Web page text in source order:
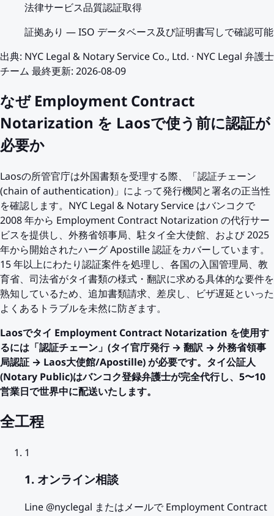
法律サービス品質認証取得
証拠あり —ISO データベース及び証明書写しで確認可能
出典: NYC Legal & Notary Service Co., Ltd. · NYC Legal 弁護士
チーム 最終更新: 2026-08-09
なぜ Employment Contract
Notarization を Laosで使う前に認証が
必要か
Laosの所管官庁は外国書類を受理する際、「認証チェーン
(chain of authentication)」によって発行機関と署名の正当性
を確認します。NYC Legal & Notary Service はバンコクで
2008 年から Employment Contract Notarization の代行サー
ビスを提供し、外務省領事局、駐タイ全大使館、および 2025
年から開始されたハーグ Apostille 認証をカバーしています。
15 年以上にわたり認証案件を処理し、各国の入国管理局、教
育省、司法省がタイ書類の様式・翻訳に求める具体的な要件を
熟知しているため、追加書類請求、差戻し、ビザ遅延といった
よくあるトラブルを未然に防ぎます。
Laosでタイ Employment Contract Notarization を使用す
るには「認証チェーン」(タイ官庁発行 → 翻訳 → 外務省領事
局認証 → Laos大使館/Apostille) が必要です。タイ公証人
(Notary Public)はバンコク登録弁護士が完全代行し、5〜10
営業日で世界中に配送いたします。
全工程
1
1. オンライン相談
Line @nyclegal またはメールで Employment Contract